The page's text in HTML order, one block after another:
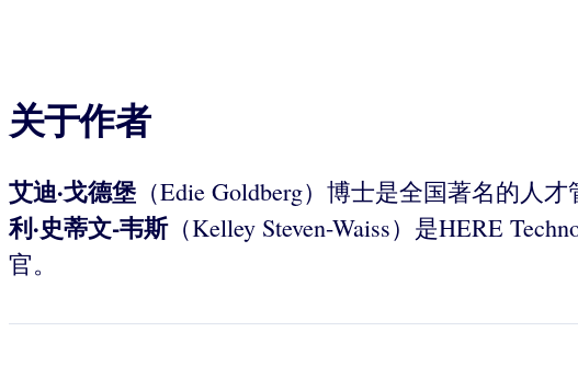
关于作者
艾迪·戈德堡 （Edie Goldberg）博士是全国著名的人
利·史蒂文-韦斯（Kelley Steven-Waiss）是HERE
官。